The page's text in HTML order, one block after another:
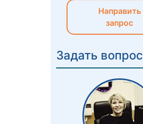
Направить
запрос
Задать вопрос